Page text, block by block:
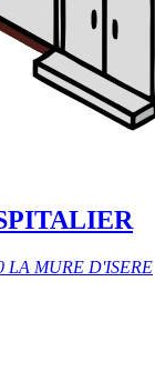
LA MURE D'ISERE